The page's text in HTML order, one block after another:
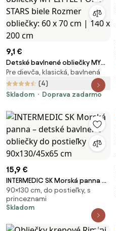
9,1 €
Detské bavlnené obliečky MY
LITTLE PONY STARS biele Rozmer
obliečky: 60 x 70 cm | 140 x 200
cm
Pre dievča, klasická, bavlnená
(4)
Skladom
Doprava zadarmo
15,9 €
INTERMEDIC SK Morská panna –
detské bavlnené obliečky do
postieľky 90x130/45x65 cm
90×130 cm, do postieľky, s
princeznami
Skladom